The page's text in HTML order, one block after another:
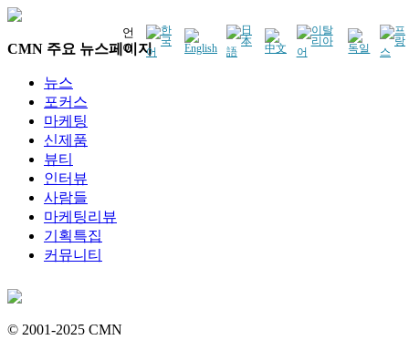
언
어
CMN 주요 뉴스페이지
뉴스
포커스
마케팅
신제품
뷰티
인터뷰
사람들
마케팅리뷰
기획특집
커뮤니티
© 2001-2025 CMN